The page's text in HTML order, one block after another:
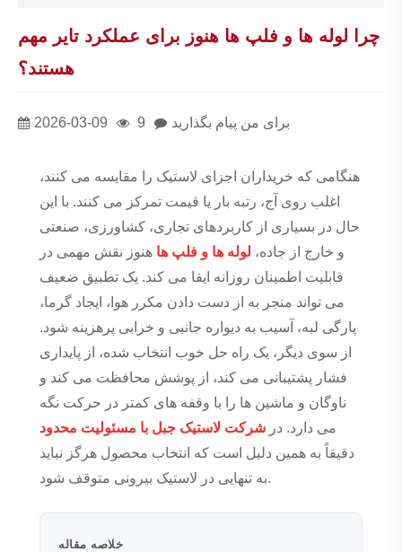
چرا لوله ها و فلپ ها هنوز برای عملکرد تایر مهم
هستند؟
2026-03-09 9 برای من پیام بگذارید
هنگامی که خریداران اجزای لاستیک را مقایسه می کنند،
اغلب روی آج، رتبه بار یا قیمت تمرکز می کنند. با این
حال در بسیاری از کاربردهای تجاری، کشاورزی، صنعتی
و خارج از جاده، لوله ها و فلپ ها هنوز نقش مهمی در
قابلیت اطمینان روزانه ایفا می کند. یک تطبیق ضعیف
می تواند منجر به از دست دادن مکرر هوا، ایجاد گرما،
پارگی لبه، آسیب به دیواره جانبی و خرابی پرهزینه شود.
از سوی دیگر، یک راه حل خوب انتخاب شده، از پایداری
فشار پشتیبانی می کند، از پوشش محافظت می کند و
ناوگان و ماشین ها را با وقفه های کمتر در حرکت نگه
می دارد. در شرکت لاستیک جبل با مسئولیت محدود
دقیقاً به همین دلیل است که انتخاب محصول هرگز نباید
به تنهایی در لاستیک بیرونی متوقف شود.
خلاصه مقاله